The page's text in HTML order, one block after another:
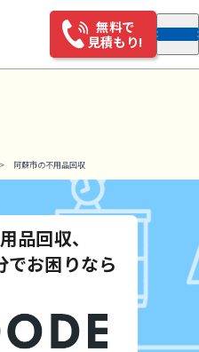
無料で
見積もり!
阿蘇市の不用品回収
品回収、
でお困りなら